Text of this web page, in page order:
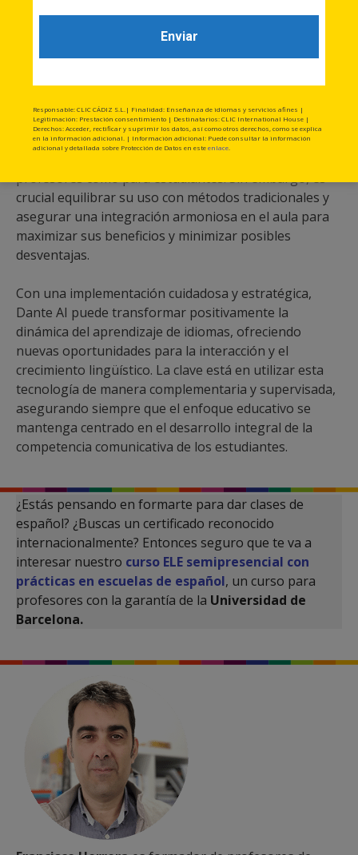
Conclusiones
Dante AI representa una herramienta poderosa y
versátil para la enseñanza del español como segunda
aprendizaje, proporcionar retroalimentación
instantánea y generar contenido relevante lo
profesores como para estudiantes. Sin embargo, es
crucial equilibrar su uso con métodos tradicionales y
asegurar una integración armoniosa en el aula para
maximizar sus beneficios y minimizar posibles
desventajas.
Con una implementación cuidadosa y estratégica,
Dante AI puede transformar positivamente la
dinámica del aprendizaje de idiomas, ofreciendo
nuevas oportunidades para la interacción y el
crecimiento lingüístico. La clave está en utilizar esta
tecnología de manera complementaria y supervisada,
asegurando siempre que el enfoque educativo se
mantenga centrado en el desarrollo integral de la
competencia comunicativa de los estudiantes.
¿Estás pensando en formarte para dar clases de
español? ¿Buscas un certificado reconocido
internacionalmente? Entonces seguro que te va a
interesar nuestro curso ELE semipresencial con
prácticas en escuelas de español, un curso para
profesores con la garantía de la Universidad de
Barcelona.
Responsable: CLIC CÁDIZ S.L.| Finalidad: Enseñanza de idiomas y servicios afines |
Legitimación: Prestación consentimiento | Destinatarios: CLIC International House |
Derechos: Acceder, rectificar y suprimir los datos, así como otros derechos, como se explica
en la información adicional. | Información adicional: Puede consultar la información
adicional y detallada sobre Protección de Datos en esteenlace